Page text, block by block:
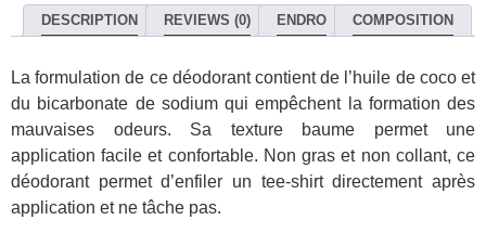
DESCRIPTION REVIEWS (0) ENDRO COMPOSITION
La formulation de ce déodorant contient de l’huile de coco et
du bicarbonate de sodium qui empêchent la formation des
mauvaises odeurs. Sa texture baume permet une
application facile et confortable. Non gras et non collant, ce
déodorant permet d’enfiler un tee-shirt directement après
application et ne tâche pas.